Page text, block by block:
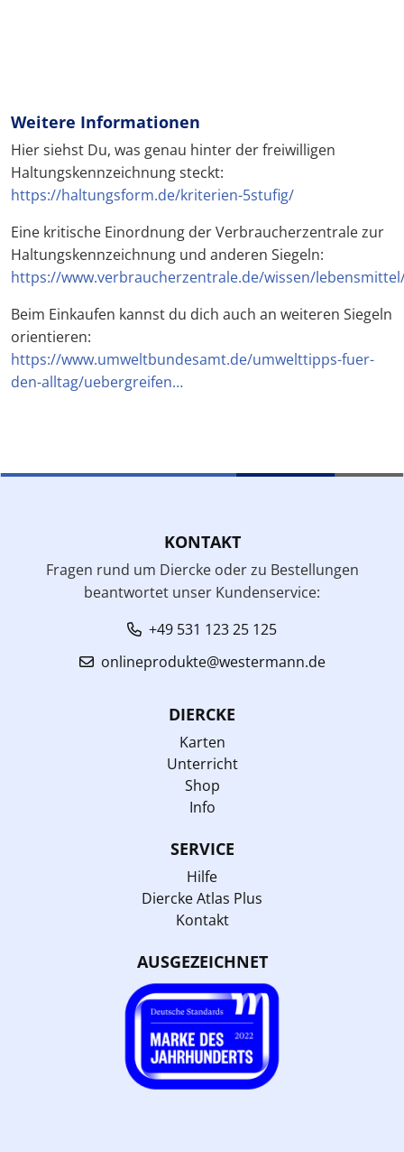
Weitere Informationen
Hier siehst Du, was genau hinter der freiwilligen
Haltungskennzeichnung steckt:
https://haltungsform.de/kriterien-5stufig/
Eine kritische Einordnung der Verbraucherzentrale zur
Haltungskennzeichnung und anderen Siegeln:
https://www.verbraucherzentrale.de/wissen/
Beim Einkaufen kannst du dich auch an weiteren Siegeln
orientieren:
https://www.umweltbundesamt.de/umwelttipps-fuer-
den-alltag/uebergreifen…
KONTAKT
Fragen rund um Diercke oder zu Bestellungen
beantwortet unser Kundenservice:
+49 531 123 25 125
onlineprodukte@westermann.de
DIERCKE
Karten
Unterricht
Shop
Info
SERVICE
Hilfe
Diercke Atlas Plus
Kontakt
AUSGEZEICHNET